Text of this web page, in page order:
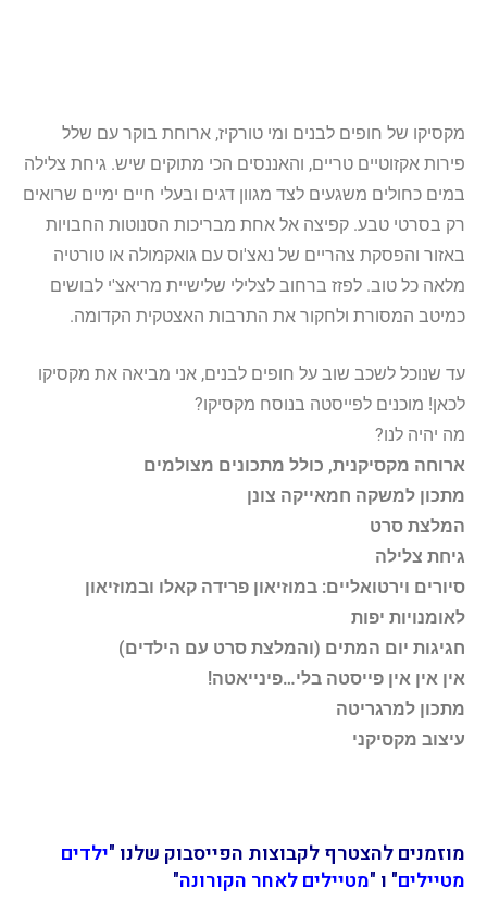
מקסיקו של חופים לבנים ומי טורקיז, ארוחת בוקר עם שלל
פירות אקזוטיים טריים, והאננסים הכי מתוקים שיש. גיחת צלילה
במים כחולים משגעים לצד מגוון דגים ובעלי חיים ימיים שרואים
רק בסרטי טבע. קפיצה אל אחת מבריכות הסנוטות החבויות
באזור והפסקת צהריים של נאצ'וס עם גואקמולה או טורטיה
מלאה כל טוב. לפזז ברחוב לצלילי שלישיית מריאצ'י לבושים
כמיטב המסורת ולחקור את התרבות האצטקית הקדומה.
עד שנוכל לשכב שוב על חופים לבנים, אני מביאה את מקסיקו
לכאן! מוכנים לפייסטה בנוסח מקסיקו?
מה יהיה לנו?
ארוחה מקסיקנית, כולל מתכונים מצולמים
מתכון למשקה חמאייקה צונן
המלצת סרט
גיחת צלילה
סיורים וירטואליים: במוזיאון פרידה קאלו ובמוזיאון
לאומנויות יפות
חגיגות יום המתים (והמלצת סרט עם הילדים)
אין אין אין פייסטה בלי…פינייאטה!
מתכון למרגריטה
עיצוב מקסיקני
מוזמנים להצטרף לקבוצות הפייסבוק שלנו "ילדים
מטיילים" ו "מטיילים לאחר הקורונה"